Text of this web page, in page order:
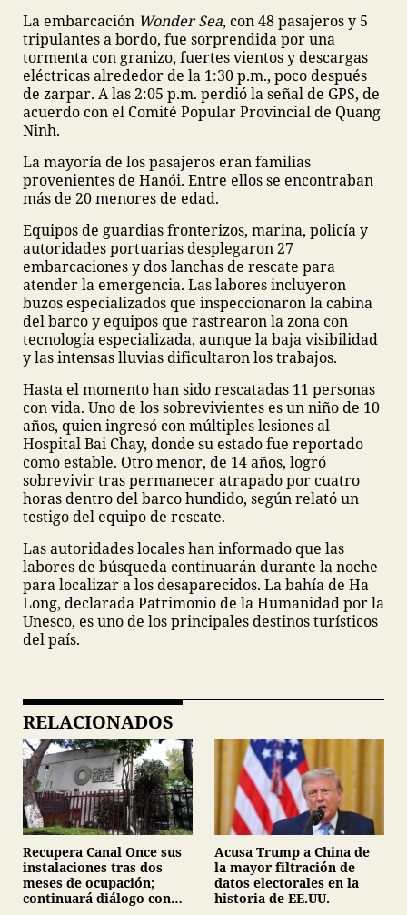
La embarcación Wonder Sea, con 48 pasajeros y 5
tripulantes a bordo, fue sorprendida por una
tormenta con granizo, fuertes vientos y descargas
eléctricas alrededor de la 1:30 p.m., poco después
de zarpar. A las 2:05 p.m. perdió la señal de GPS, de
acuerdo con el Comité Popular Provincial de Quang
Ninh.
La mayoría de los pasajeros eran familias
provenientes de Hanói. Entre ellos se encontraban
más de 20 menores de edad.
Equipos de guardias fronterizos, marina, policía y
autoridades portuarias desplegaron 27
embarcaciones y dos lanchas de rescate para
atender la emergencia. Las labores incluyeron
buzos especializados que inspeccionaron la cabina
del barco y equipos que rastrearon la zona con
tecnología especializada, aunque la baja visibilidad
y las intensas lluvias dificultaron los trabajos.
Hasta el momento han sido rescatadas 11 personas
con vida. Uno de los sobrevivientes es un niño de 10
años, quien ingresó con múltiples lesiones al
Hospital Bai Chay, donde su estado fue reportado
como estable. Otro menor, de 14 años, logró
sobrevivir tras permanecer atrapado por cuatro
horas dentro del barco hundido, según relató un
testigo del equipo de rescate.
Las autoridades locales han informado que las
labores de búsqueda continuarán durante la noche
para localizar a los desaparecidos. La bahía de Ha
Long, declarada Patrimonio de la Humanidad por la
Unesco, es uno de los principales destinos turísticos
del país.
RELACIONADOS
Recupera Canal Once sus
instalaciones tras dos
meses de ocupación;
continuará diálogo con
Acusa Trump a China de
la mayor filtración de
datos electorales en la
historia de EE.UU.